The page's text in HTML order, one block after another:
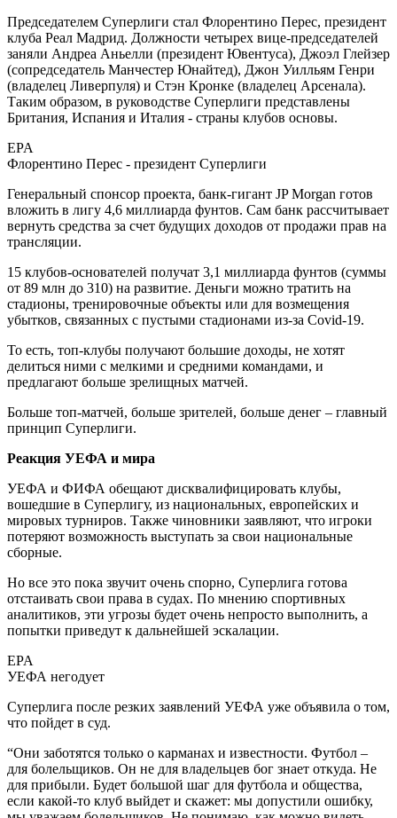
Председателем Суперлиги стал Флорентино Перес, президент
клуба Реал Мадрид. Должности четырех вице-председателей
заняли Андреа Аньелли (президент Ювентуса), Джоэл Глейзер
(сопредседатель Манчестер Юнайтед), Джон Уилльям Генри
(владелец Ливерпуля) и Стэн Кронке (владелец Арсенала).
Таким образом, в руководстве Суперлиги представлены
Британия, Испания и Италия - страны клубов основы.
EPA
Флорентино Перес - президент Суперлиги
Генеральный спонсор проекта, банк-гигант JP Morgan готов
вложить в лигу 4,6 миллиарда фунтов. Сам банк рассчитывает
вернуть средства за счет будущих доходов от продажи прав на
трансляции.
15 клубов-основателей получат 3,1 миллиарда фунтов (суммы
от 89 млн до 310) на развитие. Деньги можно тратить на
стадионы, тренировочные объекты или для возмещения
убытков, связанных с пустыми стадионами из-за Covid-19.
То есть, топ-клубы получают большие доходы, не хотят
делиться ними с мелкими и средними командами, и
предлагают больше зрелищных матчей.
Больше топ-матчей, больше зрителей, больше денег – главный
принцип Суперлиги.
Реакция УЕФА и мира
УЕФА и ФИФА обещают дисквалифицировать клубы,
вошедшие в Суперлигу, из национальных, европейских и
мировых турниров. Также чиновники заявляют, что игроки
потеряют возможность выступать за свои национальные
сборные.
Но все это пока звучит очень спорно, Суперлига готова
отстаивать свои права в судах. По мнению спортивных
аналитиков, эти угрозы будет очень непросто выполнить, а
попытки приведут к дальнейшей эскалации.
EPA
УЕФА негодует
Суперлига после резких заявлений УЕФА уже объявила о том,
что пойдет в суд.
“Они заботятся только о карманах и известности. Футбол –
для болельщиков. Он не для владельцев бог знает откуда. Не
для прибыли. Будет большой шаг для футбола и общества,
если какой-то клуб выйдет и скажет: мы допустили ошибку,